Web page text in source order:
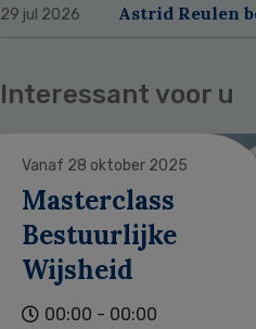
29 jul 2026 Astrid Reulen
Interessant voor u
Vanaf 28 oktober 2025
Masterclass
Bestuurlijke
Wijsheid
00:00 - 00:00